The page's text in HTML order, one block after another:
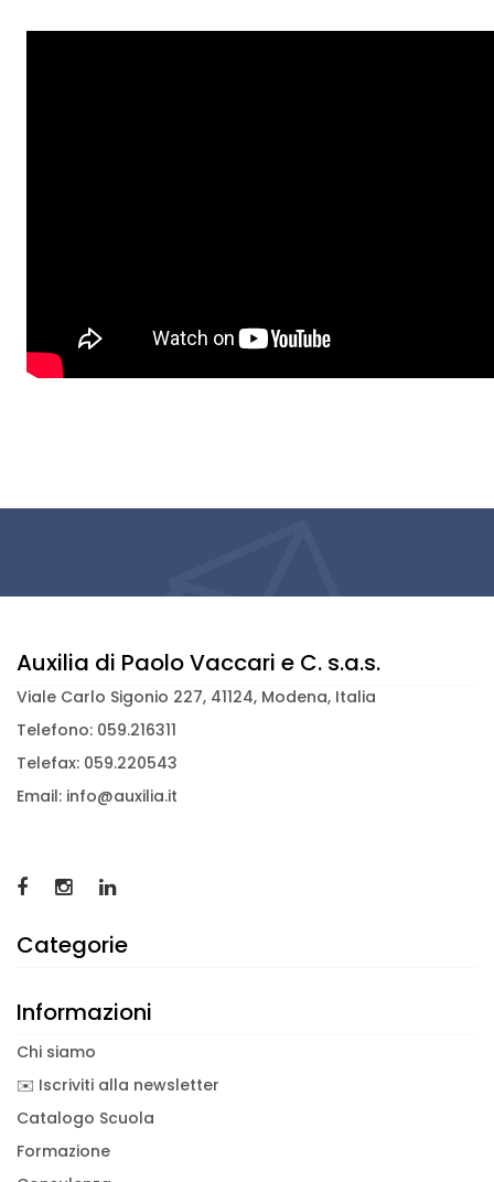
Auxilia di Paolo Vaccari e C. s.a.s.
Viale Carlo Sigonio 227, 41124, Modena, Italia
Telefono: 059.216311
Telefax: 059.220543
Email: info@auxilia.it
Categorie
Informazioni
Chi siamo
✉️ Iscriviti alla newsletter
Catalogo Scuola
Formazione